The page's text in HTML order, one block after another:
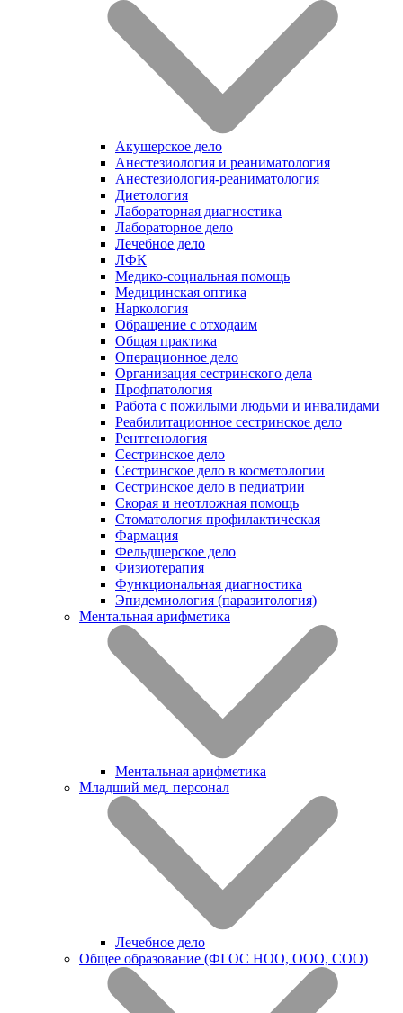
Акушерское дело
Анестезиология и реаниматология
Анестезиология-реаниматология
Диетология
Лабораторная диагностика
Лабораторное дело
Лечебное дело
ЛФК
Медико-социальная помощь
Медицинская оптика
Наркология
Обращение с отходаим
Общая практика
Операционное дело
Организация сестринского дела
Профпатология
Работа с пожилыми людьми и инвалидами
Реабилитационное сестринское дело
Рентгенология
Сестринское дело
Сестринское дело в косметологии
Сестринское дело в педиатрии
Скорая и неотложная помощь
Стоматология профилактическая
Фармация
Фельдшерское дело
Физиотерапия
Функциональная диагностика
Эпидемиология (паразитология)
Ментальная арифметика
Ментальная арифметика
Младший мед. персонал
Лечебное дело
Общее образование (ФГОС НОО, ООО, СОО)